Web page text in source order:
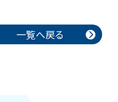
一覧へ戻る